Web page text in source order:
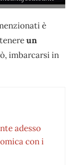
è
un
imbarcarsi in
adesso
con i